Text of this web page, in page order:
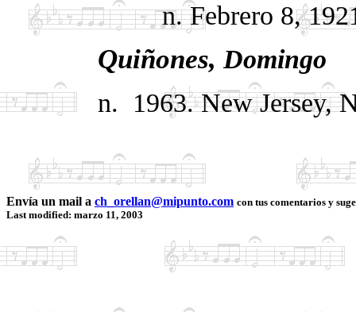
n. Febrero 8, 1921.
Quiñones,Domingo
n. 1963. New Jersey,
Envía un mail a ch_orellan@mipunto.com con tus comentarios y
Last modified: marzo 11, 2003